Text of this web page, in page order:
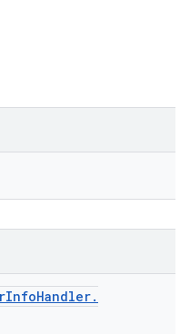
InfoHandler.